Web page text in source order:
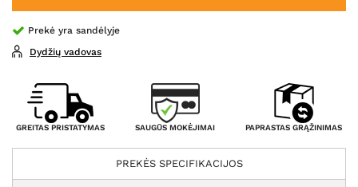
Prekė yra sandėlyje
Dydžių vadovas
GREITAS PRISTATYMAS SAUGŪS MOKĖJIMAI PAPRASTAS GRĄŽINIMAS
PREKĖS SPECIFIKACIJOS